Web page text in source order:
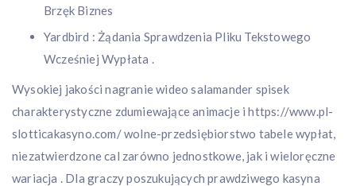
Brzęk Biznes
Yardbird : Żądania Sprawdzenia Pliku Tekstowego
Wcześniej Wypłata .
Wysokiej jakości nagranie wideo salamander spisek
charakterystyczne zdumiewające animacje i https://www.pl-
slotticakasyno.com/ wolne-przedsiębiorstwo tabele wypłat,
niezatwierdzone cal zarówno jednostkowe, jak i wieloręczne
wariacja . Dla graczy poszukujących prawdziwego kasyna